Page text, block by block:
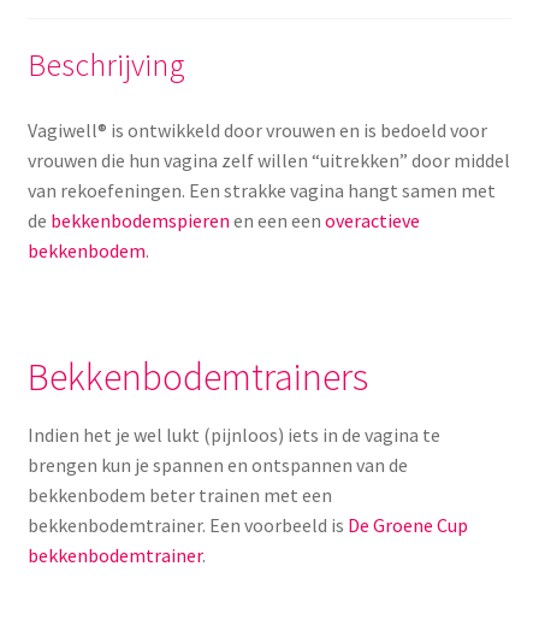
Beschrijving
Vagiwell® is ontwikkeld door vrouwen en is bedoeld voor
vrouwen die hun vagina zelf willen “uitrekken” door middel
van rekoefeningen. Een strakke vagina hangt samen met
de bekkenbodemspieren en een een overactieve
bekkenbodem.
Bekkenbodemtrainers
Indien het je wel lukt (pijnloos) iets in de vagina te
brengen kun je spannen en ontspannen van de
bekkenbodem beter trainen met een
bekkenbodemtrainer. Een voorbeeld is De Groene Cup
bekkenbodemtrainer.